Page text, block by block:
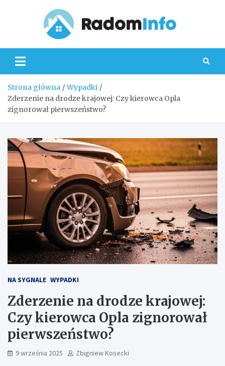
Strona główna
Wypadki
Zderzenie na drodze krajowej: Czy kierowca Opla
zignorował pierwszeństwo?
NA SYGNALE WYPADKI
Zderzenie na drodze krajowej:
Czy kierowca Opla zignorował
pierwszeństwo?
9 września 2025 Zbigniew Kosecki